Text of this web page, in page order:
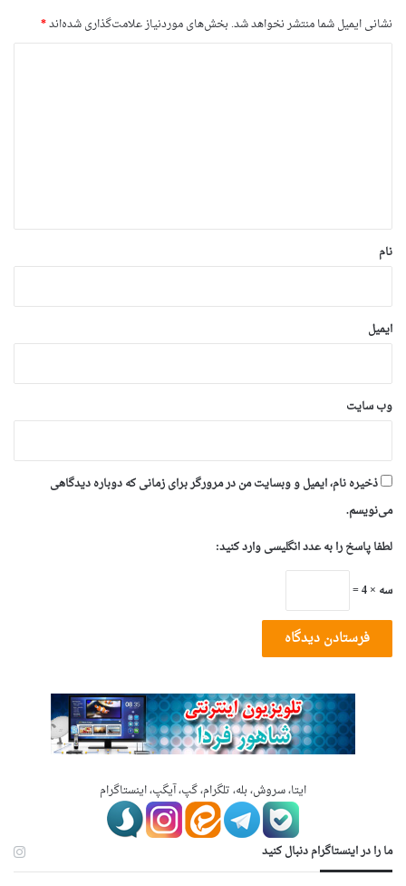
نشانی ایمیل شما منتشر نخواهد شد.بخش‌های موردنیاز علامت‌گذاری شده‌اند*
نام
ایمیل
وب‌ سایت
ذخیره نام، ایمیل و وبسایت من در مرورگر برای زمانی که دوباره دیدگاهی
می‌نویسم.
لطفا پاسخ را به عدد انگلیسی وارد کنید:
سه × 4 =
ایتا، سروش، بله، تلگرام، گپ، آیگپ، اینستاگرام
ما را در اینستاگرام دنبال کنید